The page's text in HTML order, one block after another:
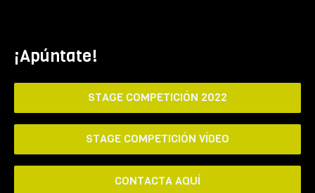
¡Apúntate!
STAGE COMPETICIÓN 2022
STAGE COMPETICIÓN VÍDEO
CONTACTA AQUÍ